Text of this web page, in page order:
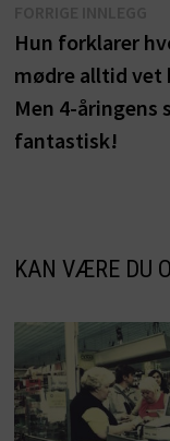
Hun forklarer
mødre alltid vet
Men 4-åringens
fantastisk!
KAN VÆRE DU